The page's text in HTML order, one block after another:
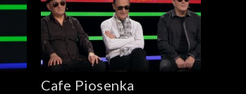
Cafe Piosenka